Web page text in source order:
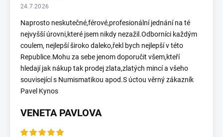
24.7.2026
Naprosto neskutečné,férové,profesionální jednání na té
nejvyšší úrovni,které jsem nikdy nezažil.Odborníci každým
coulem, nejlepší široko daleko,řekl bych nejlepší v této
Republice.Mohu za sebe jenom doporučit všem,kteří
hledají jak nákup tak prodej zlata,zlatých mincí a všeho
související s Numismatikou apod.S úctou věrný zákazník
Pavel Kynos
VENETA PAVLOVA